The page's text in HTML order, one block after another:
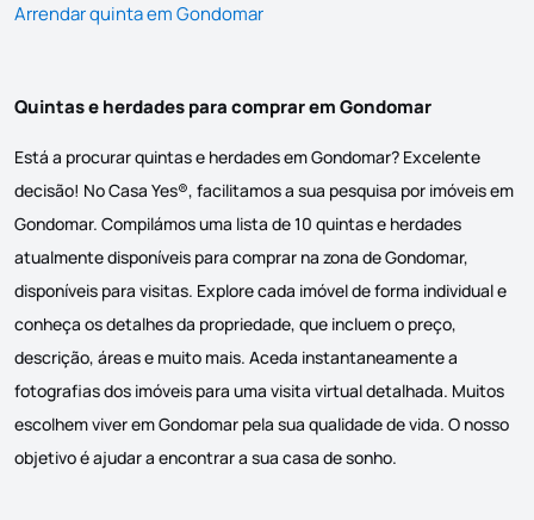
Arrendar quinta em Gondomar
Quintas e herdades para comprar em Gondomar
Está a procurar quintas e herdades em Gondomar? Excelente
decisão! No Casa Yes®, facilitamos a sua pesquisa por imóveis em
Gondomar. Compilámos uma lista de 10 quintas e herdades
atualmente disponíveis para comprar na zona de Gondomar,
disponíveis para visitas. Explore cada imóvel de forma individual e
conheça os detalhes da propriedade, que incluem o preço,
descrição, áreas e muito mais. Aceda instantaneamente a
fotografias dos imóveis para uma visita virtual detalhada. Muitos
escolhem viver em Gondomar pela sua qualidade de vida. O nosso
objetivo é ajudar a encontrar a sua casa de sonho.